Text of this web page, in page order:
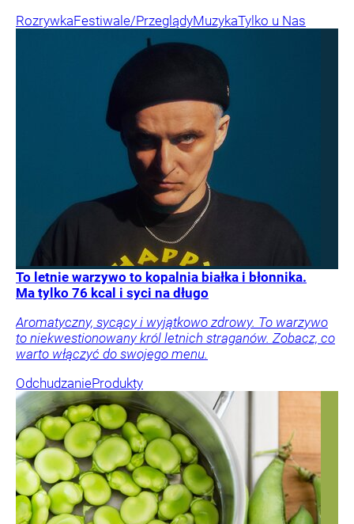
RozrywkaFestiwale/PrzeglądyMuzykaTylko u Nas
To letnie warzywo to kopalnia białka i błonnika.
Ma tylko 76 kcal i syci na długo
Aromatyczny, sycący i wyjątkowo zdrowy. To warzywo
to niekwestionowany król letnich straganów. Zobacz, co
warto włączyć do swojego menu.
OdchudzanieProdukty